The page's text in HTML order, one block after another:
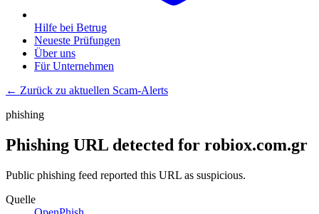
Hilfe bei Betrug
Neueste Prüfungen
Über uns
Für Unternehmen
← Zurück zu aktuellen Scam-Alerts
phishing
Phishing URL detected for robiox.com.gr
Public phishing feed reported this URL as suspicious.
Quelle